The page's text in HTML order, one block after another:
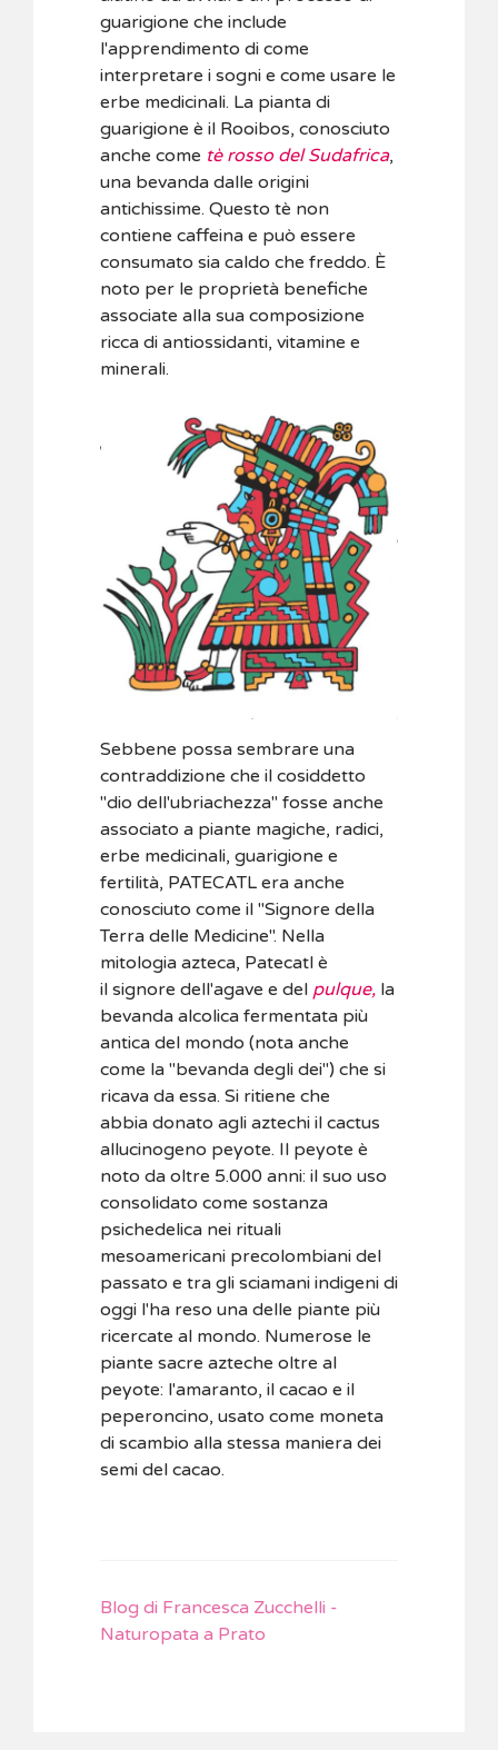
guarigione che include
l'apprendimento di come
interpretare i sogni e come usare le
erbe medicinali. La pianta di
guarigione è il Rooibos, conosciuto
anche come tè rosso del Sudafrica,
una bevanda dalle origini
antichissime. Questo tè non
contiene caffeina e può essere
consumato sia caldo che freddo. È
noto per le proprietà benefiche
associate alla sua composizione
ricca di antiossidanti, vitamine e
minerali.
Sebbene possa sembrare una
contraddizione che il cosiddetto
"dio dell'ubriachezza" fosse anche
associato a piante magiche, radici,
erbe medicinali, guarigione e
fertilità, PATECATL era anche
conosciuto come il "Signore della
Terra delle Medicine". Nella
mitologia azteca, Patecatl è
il signore dell'agave e del pulque, la
bevanda alcolica fermentata più
antica del mondo (nota anche
come la "bevanda degli dei") che si
ricava da essa. Si ritiene che
abbia donato agli aztechi il cactus
allucinogeno peyote. Il peyote è
noto da oltre 5.000 anni: il suo uso
consolidato come sostanza
psichedelica nei rituali
mesoamericani precolombiani del
passato e tra gli sciamani indigeni di
oggi l'ha reso una delle piante più
ricercate al mondo. Numerose le
piante sacre azteche oltre al
peyote: l'amaranto, il cacao e il
peperoncino, usato come moneta
di scambio alla stessa maniera dei
semi del cacao.
Blog di Francesca Zucchelli -
Naturopata a Prato